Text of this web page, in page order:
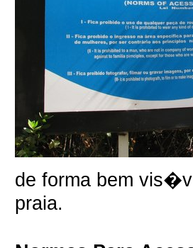
de forma bem
praia.